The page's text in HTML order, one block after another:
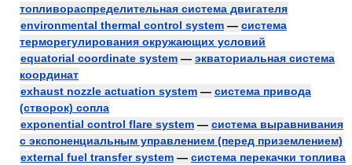
топливораспределительная система двигателя
environmental thermal control system — система
терморегулирования окружающих условий
equatorial coordinate system — экваториальная система
координат
exhaust nozzle actuation system — система привода
(створок) сопла
exponential control flare system — система выравнивания
с экспоненциальным управлением (перед приземлением)
external fuel transfer system — система перекачки топлива